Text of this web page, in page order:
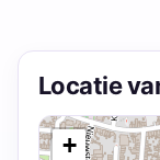
Locatie
+